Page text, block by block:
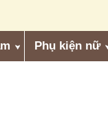
Phụ kiện nữ